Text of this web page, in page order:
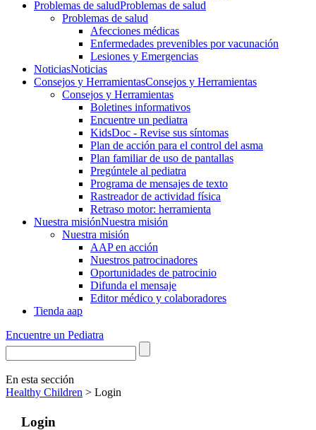
Problemas de saludProblemas de salud
Problemas de salud
Afecciones médicas
Enfermedades prevenibles por vacunación
Lesiones y Emergencias
NoticiasNoticias
Consejos y HerramientasConsejos y Herramientas
Consejos y Herramientas
Boletines informativos
Encuentre un pediatra
KidsDoc - Revise sus síntomas
Plan de acción para el control del asma
Plan familiar de uso de pantallas
Pregúntele al pediatra
Programa de mensajes de texto
Rastre​​ador de activida​d física
Retraso motor: herramienta
Nuestra misiónNuestra misión
Nuestra misión
AAP en acción
Nuestros patrocinadores
Oportunidades de patrocinio
Difunda el mensaje
Editor médico y colaboradores
Tienda aap
Encuentre un Pediatra
En esta sección
Healthy Children > Login
Login